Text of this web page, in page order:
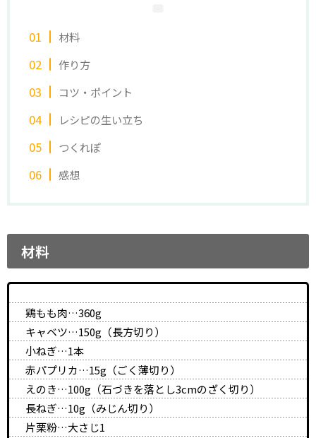
材料
作り方
コツ・ポイント
レシピの生い立ち
つくれぽ
感想
材料
鶏もも肉…360g
キャベツ…150g（長方切り）
小ねぎ…1本
赤パプリカ…15g（ごく薄切り）
えのき…100g（石づきを落とし3cmのざく切り）
長ねぎ…10g（みじん切り）
片栗粉…大さじ1